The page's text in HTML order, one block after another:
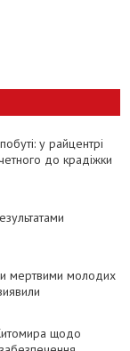
у райцентрі
до крадіжки
мертвими молодих
щодо